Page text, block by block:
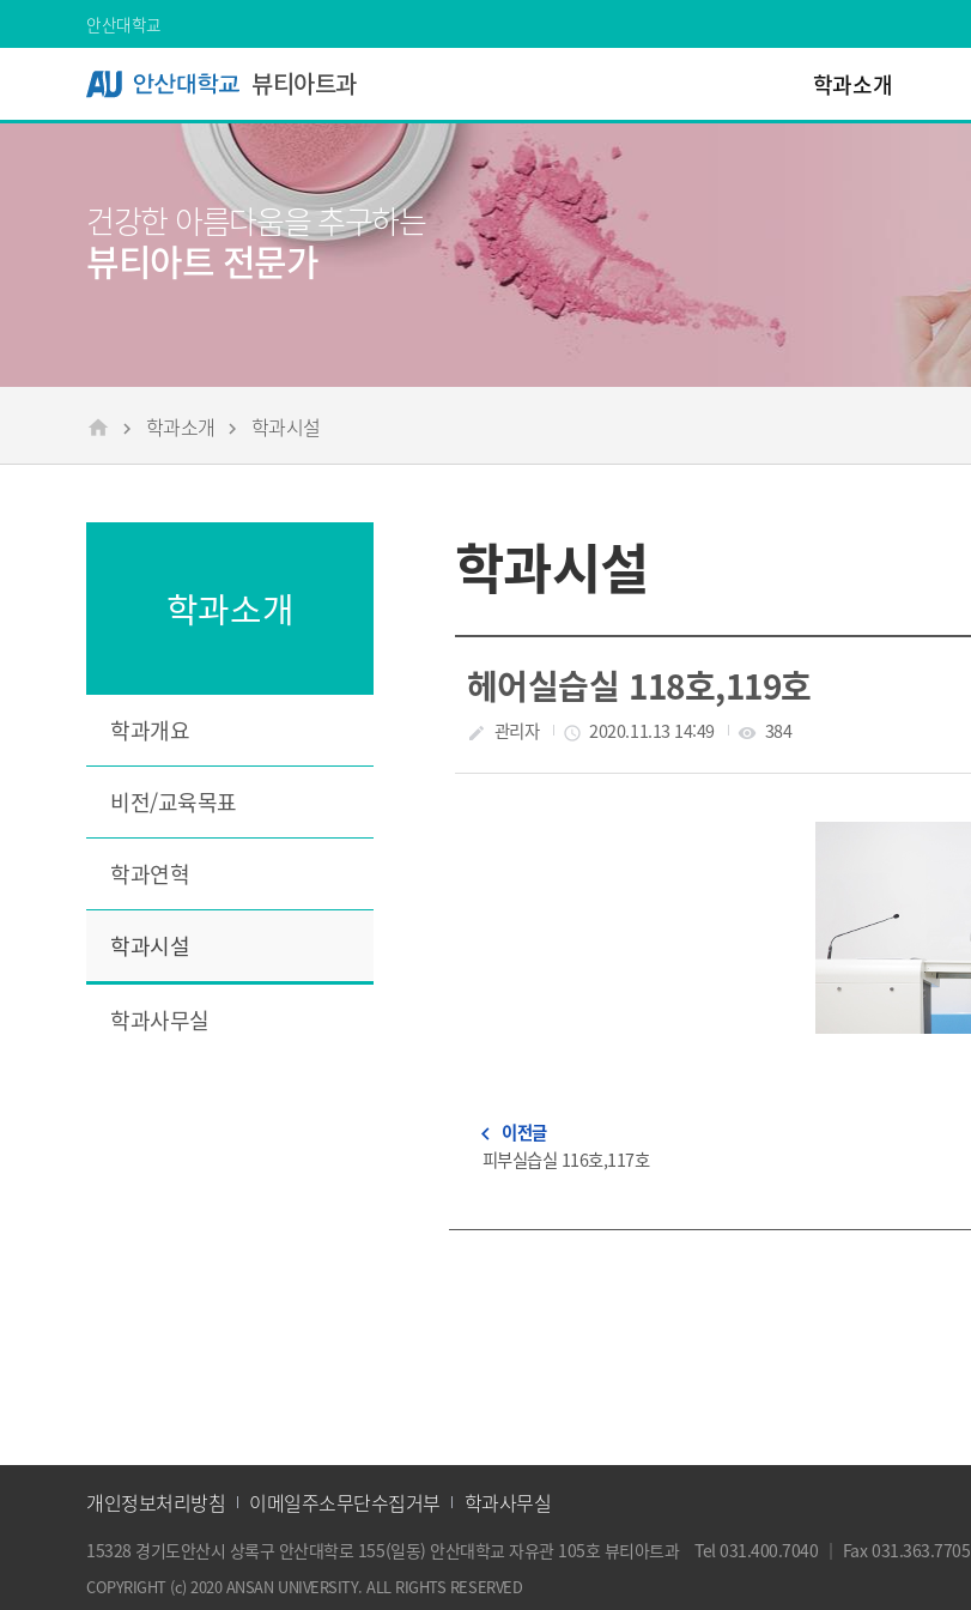
Skip Menu
안산대학교
뷰티아트과 학과소개
건강한 아름다움을 추구하는
뷰티아트 전문가
메인 학과소개 학과시설
학과소개
학과개요
비전/교육목표
학과연혁
학과시설
학과사무실
학과시설
헤어실습실 118호,119호
작성자
create 관리자 작성일
access_time 2020.11.13 14:49 조회수
visibility 384
navigate_before 이전글
피부실습실 116호,117호
개인정보처리방침 이메일주소무단수집거부 학과사무실
15328 경기도안산시 상록구 안산대학로 155(일동) 안산대학교 자유관 105호 뷰티아트과 Tel 031.400.7040 ｜ Fax 031.363.7705
COPYRIGHT (c) 2020 ANSAN UNIVERSITY. ALL RIGHTS RESERVED